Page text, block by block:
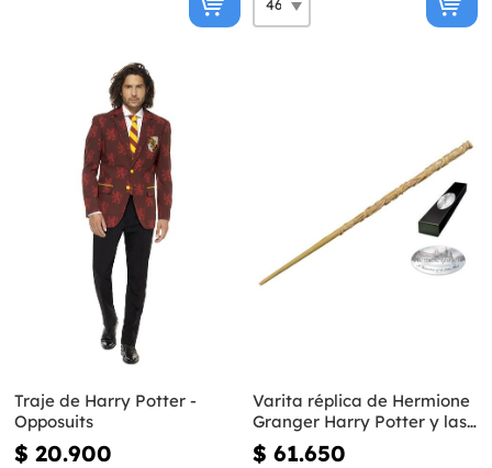
Traje de Harry Potter -
Opposuits
$ 20.900
Varita réplica de Hermione
Granger Harry Potter y las
Reliquias de la Muerte
$ 61.650